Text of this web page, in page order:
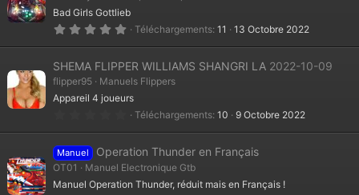
i
l
(
)
Bad Girls Gottlieb
5
0
é
t
i
(
)
Téléchargements 11 13 Octobre 2022
SHEMA FLIPPER WILLIAMS SHANGRI LA 2022-10-09
flipper95
Manuels Flippers
Appareil 4 joueurs
0
0
é
t
i
Téléchargements 10 9 Octobre 2022
Manuel Operation Thunder en Français
OT01
Manuel Electronique Gtb
Manuel Operation Thunder, réduit mais en Français !